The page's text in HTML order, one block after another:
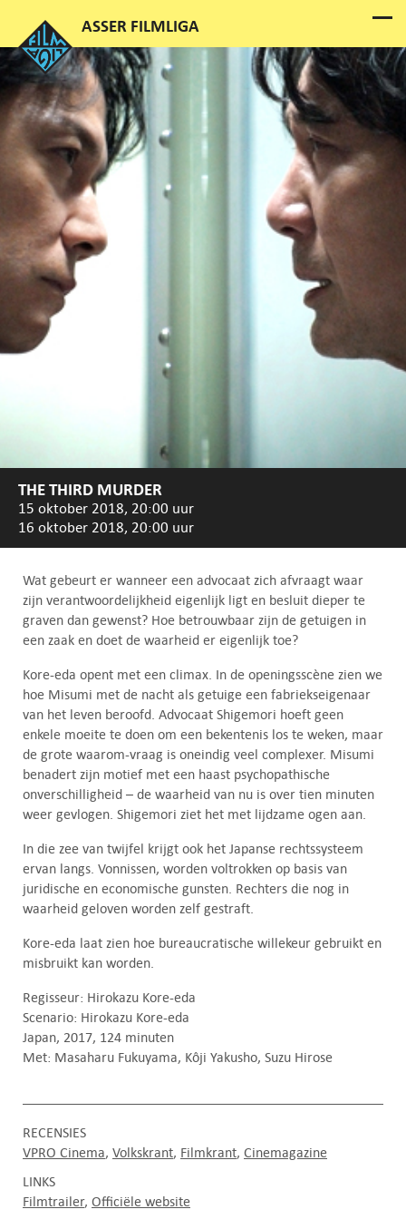
THE THIRD MURDER
15 oktober 2018, 20:00 uur
16 oktober 2018, 20:00 uur
Wat gebeurt er wanneer een advocaat zich afvraagt waar
zijn verantwoordelijkheid eigenlijk ligt en besluit dieper te
graven dan gewenst? Hoe betrouwbaar zijn de getuigen in
een zaak en doet de waarheid er eigenlijk toe?
Kore-eda opent met een climax. In de openingsscène zien we
hoe Misumi met de nacht als getuige een fabriekseigenaar
van het leven beroofd. Advocaat Shigemori hoeft geen
enkele moeite te doen om een bekentenis los te weken, maar
de grote waarom-vraag is oneindig veel complexer. Misumi
benadert zijn motief met een haast psychopathische
onverschilligheid – de waarheid van nu is over tien minuten
weer gevlogen. Shigemori ziet het met lijdzame ogen aan.
In die zee van twijfel krijgt ook het Japanse rechtssysteem
ervan langs. Vonnissen, worden voltrokken op basis van
juridische en economische gunsten. Rechters die nog in
waarheid geloven worden zelf gestraft.
Kore-eda laat zien hoe bureaucratische willekeur gebruikt en
misbruikt kan worden.
Regisseur: Hirokazu Kore-eda
Scenario: Hirokazu Kore-eda
Japan, 2017, 124 minuten
Met: Masaharu Fukuyama, Kôji Yakusho, Suzu Hirose
RECENSIES
VPRO Cinema Volkskrant Filmkrant Cinemagazine
LINKS
Filmtrailer Officiële website